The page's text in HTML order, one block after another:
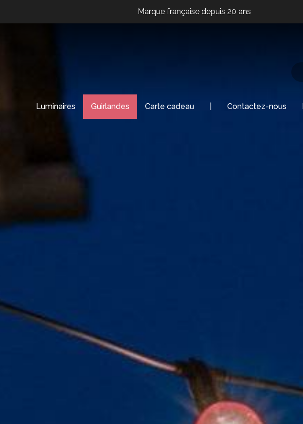
Marque française depuis 20 ans
Marque française depuis 20 ans
Luminaires Guirlandes Carte cadeau Contactez-nous